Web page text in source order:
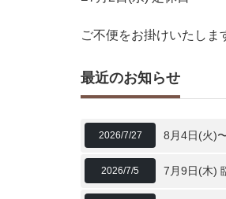
ご不便をお掛けいたしま
最近のお知らせ
2026/7/27 8月4日(火)
2026/7/5 7月9日(木)